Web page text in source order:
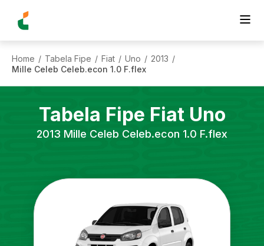
Home / Tabela Fipe / Fiat / Uno / 2013 /
Mille Celeb Celeb.econ 1.0 F.flex
Tabela Fipe Fiat Uno
2013 Mille Celeb Celeb.econ 1.0 F.flex